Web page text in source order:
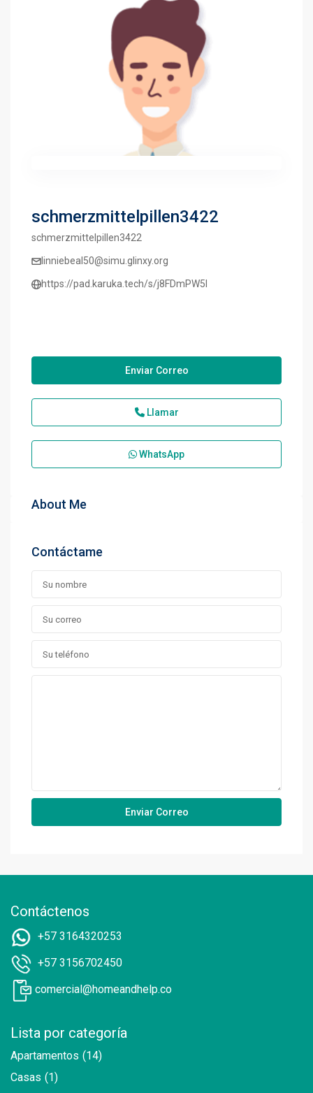
schmerzmittelpillen3422
schmerzmittelpillen3422
linniebeal50@simu.glinxy.org
https://pad.karuka.tech/s/j8FDmPW5I
Enviar Correo
Llamar
WhatsApp
About Me
Contáctame
Contáctenos
+57 3164320253
+57 3156702450
comercial@homeandhelp.co
Lista por categoría
Apartamentos (14)
Casas (1)